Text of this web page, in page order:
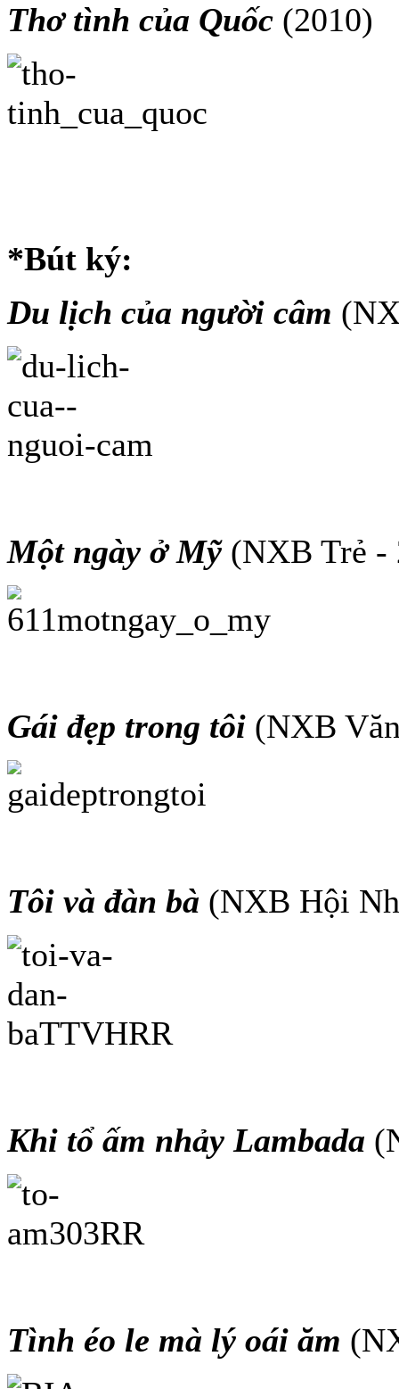
Thơ tình của Quốc (2010)
*Bút ký:
Du lịch của người câm
Một ngày ở Mỹ (NXB Trẻ -
Gái đẹp trong tôi (NXB
Tôi và đàn bà (NXB Hội
Khi tổ ấm nhảy Lambada
Tình éo le mà lý oái ăm